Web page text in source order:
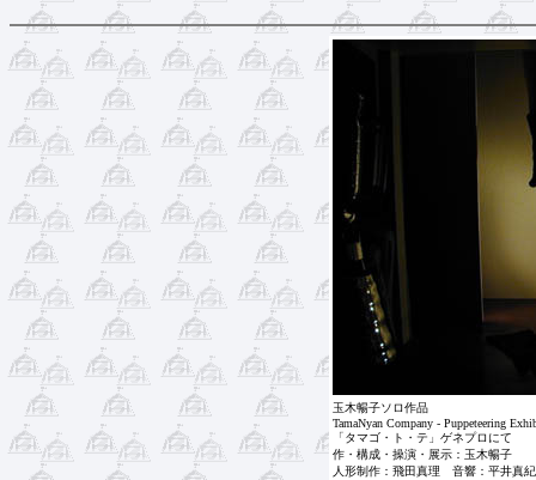
玉木暢子ソロ作品
TamaNyan Company - Puppeteering
「タマゴ・ト・テ」ゲネプロにて
作・構成・操演・展示：玉木暢子
人形制作：飛田真理 音響：平井真紀